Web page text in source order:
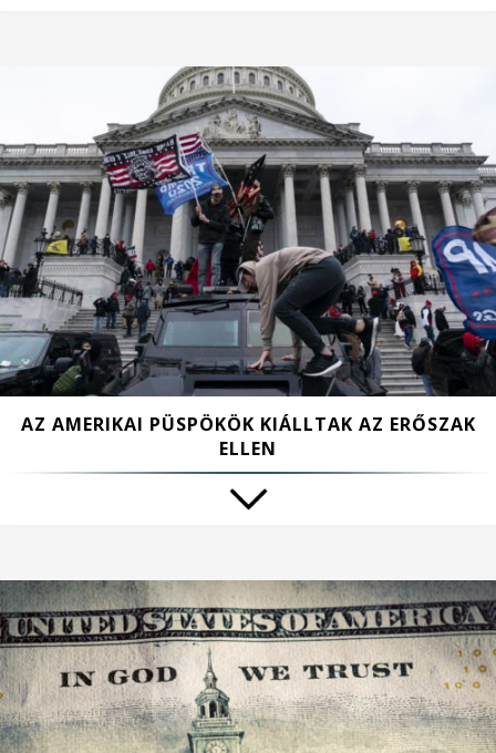
AZ AMERIKAI PÜSPÖKÖK KIÁLLTAK AZ ERŐSZAK
ELLEN